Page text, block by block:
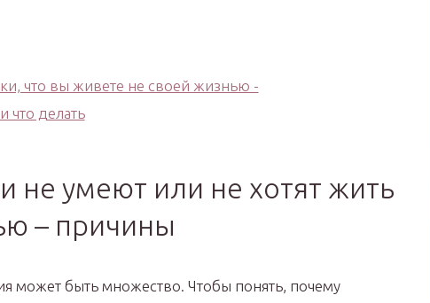
не умеют или не хотят жить
– причины
может быть множество. Чтобы понять, почему